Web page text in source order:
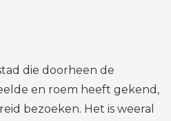
die doorheen de
en roem heeft gekend,
bezoeken. Het is weeral